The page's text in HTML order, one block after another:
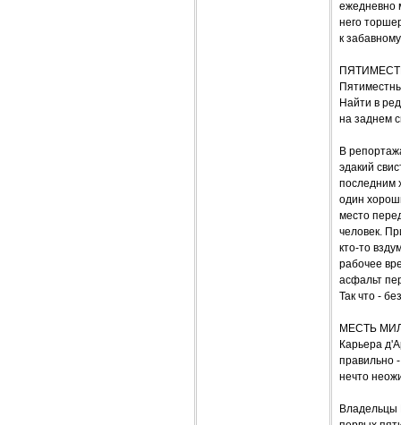
ежедневно
него
к
Найти в
на заднем
В
эдакий
последним
один
место
человек.
кто-то
рабочее
асфальт
Так что -
МЕСТЬ
Карьера
правильно
нечто
Владельцы